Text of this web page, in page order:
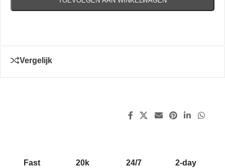
Vergelijk
Fast
20k
24/7
2-day